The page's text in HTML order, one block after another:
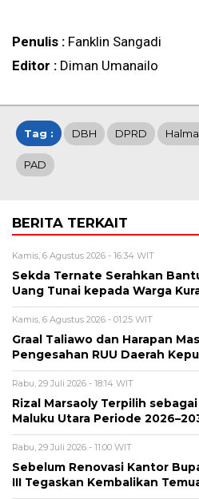
Penulis : Fanklin Sangadi
Editor : Diman Umanailo
Tag : DBH DPRD
PAD
BERITA TERKAIT
Kamis, 6 Agustus 2026 - 16:34 WIT
Sekda Ternate Serahkan
Uang Tunai kepada Warga
Kamis, 6 Agustus 2026 - 01:25 WIT
Graal Taliawo dan Harapan
Pengesahan RUU Daerah
Rabu, 29 Juli 2026 - 18:14 WIT
Rizal Marsaoly Terpilih
Maluku Utara Periode
Rabu, 29 Juli 2026 - 11:00 WIT
Sebelum Renovasi Kantor
III Tegaskan Kembalikan